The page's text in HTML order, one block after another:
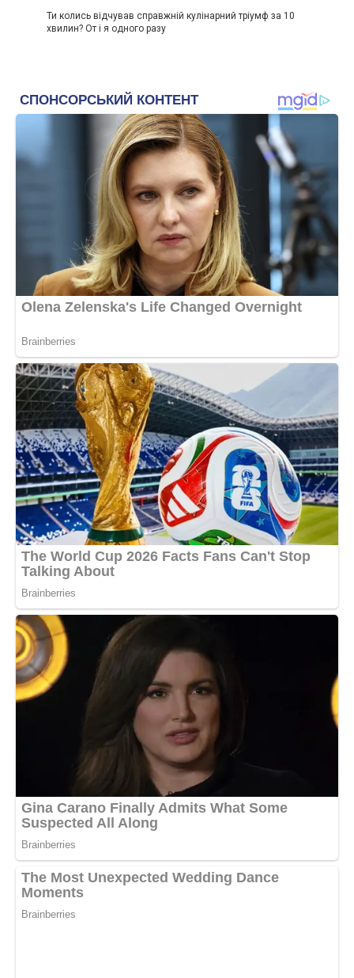
Ти колись відчував справжній кулінарний тріумф за 10
хвилин? От і я одного разу